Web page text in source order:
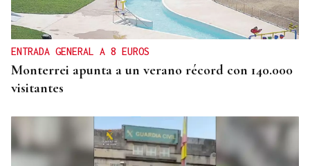
ENTRADA GENERAL A 8 EUROS
Monterrei apunta a un verano récord con 140.000
visitantes